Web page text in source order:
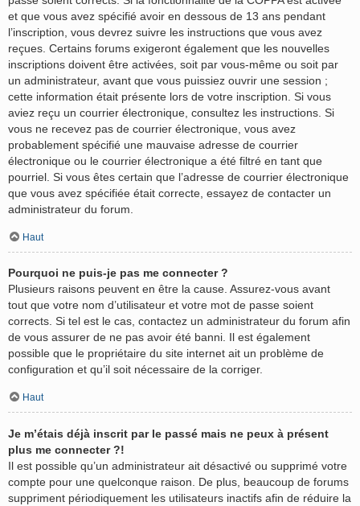
et que vous avez spécifié avoir en dessous de 13 ans pendant
l’inscription, vous devrez suivre les instructions que vous avez
reçues. Certains forums exigeront également que les nouvelles
inscriptions doivent être activées, soit par vous-même ou soit par
un administrateur, avant que vous puissiez ouvrir une session ;
cette information était présente lors de votre inscription. Si vous
aviez reçu un courrier électronique, consultez les instructions. Si
vous ne recevez pas de courrier électronique, vous avez
probablement spécifié une mauvaise adresse de courrier
électronique ou le courrier électronique a été filtré en tant que
pourriel. Si vous êtes certain que l’adresse de courrier électronique
que vous avez spécifiée était correcte, essayez de contacter un
administrateur du forum.
Haut
Pourquoi ne puis-je pas me connecter ?
Plusieurs raisons peuvent en être la cause. Assurez-vous avant
tout que votre nom d’utilisateur et votre mot de passe soient
corrects. Si tel est le cas, contactez un administrateur du forum afin
de vous assurer de ne pas avoir été banni. Il est également
possible que le propriétaire du site internet ait un problème de
configuration et qu’il soit nécessaire de la corriger.
Haut
Je m’étais déjà inscrit par le passé mais ne peux à présent
plus me connecter ?!
Il est possible qu’un administrateur ait désactivé ou supprimé votre
compte pour une quelconque raison. De plus, beaucoup de forums
suppriment périodiquement les utilisateurs inactifs afin de réduire la